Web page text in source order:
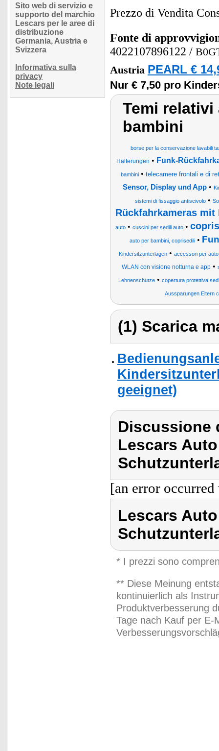
Sito web di servizio e
supporto del marchio
Lescars per le aree di
distribuzione
Germania, Austria e
Svizzera
Informativa sulla
privacy
Note legali
Prezzo di Vendita
Fonte di
4022107896122 /
Austria PEARL €
Nur € 7,50 pro
Temi
bambini
borse per la conservazione lavabili
Halterungen • Funk-
bambini• telecamere frontali e di
Sensor, Display und App•
sistemi di fissaggio antiscivolo •
Rückfahrkameras mit
auto • cuscini per sedili auto •
auto per bambini, coprisedili •
Kindersitzunterlagen• accessori per auto
WLAN con visione notturna e app•
Lehnenschutze • copertura protettiva
Aussparungen Eltern
(1) Scarica
geeignet)
Discussione
Lescars
[an error
Lescars
* I prezzi sono
** Diese Meinung
kontinuierlich als
Produktverbesserung
Tage nach Kauf per E-